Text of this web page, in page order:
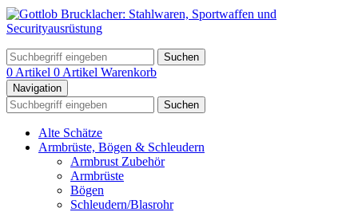
Suchen
0 Artikel 0 Artikel Warenkorb
Navigation
Suchen
Alte Schätze
Armbrüste, Bögen & Schleudern
Armbrust Zubehör
Armbrüste
Bögen
Schleudern/Blasrohr